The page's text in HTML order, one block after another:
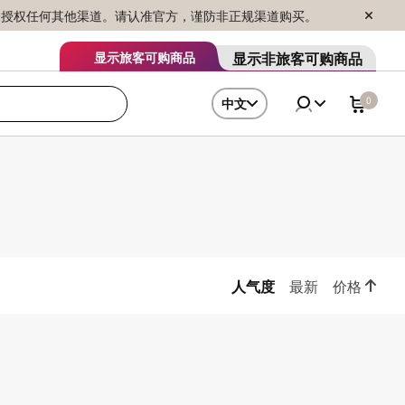
任何其他渠道。请认准官方，谨防非正规渠道购买。
显示旅客可购商品 显示非旅客可购商品
中文 0
人气度 最新 价格